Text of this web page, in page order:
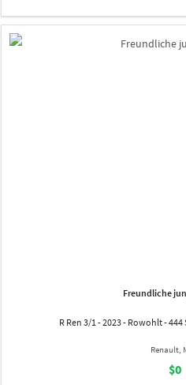
Freundliche
R Ren 3/1 - 2023 - Rowohlt -
Renault,
$0